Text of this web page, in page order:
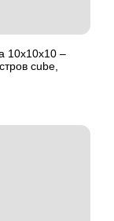
10х10х10 –
cube,